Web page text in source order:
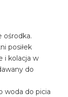
ośrodka.
posiłek
i kolacja w
do
woda do picia